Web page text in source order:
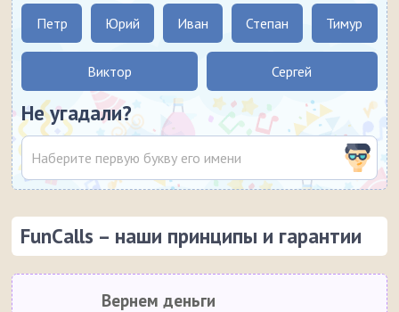
Петр Юрий Иван Степан Тимур
Виктор Сергей
Не угадали?
FunCalls – наши принципы и гарантии
Вернем деньги